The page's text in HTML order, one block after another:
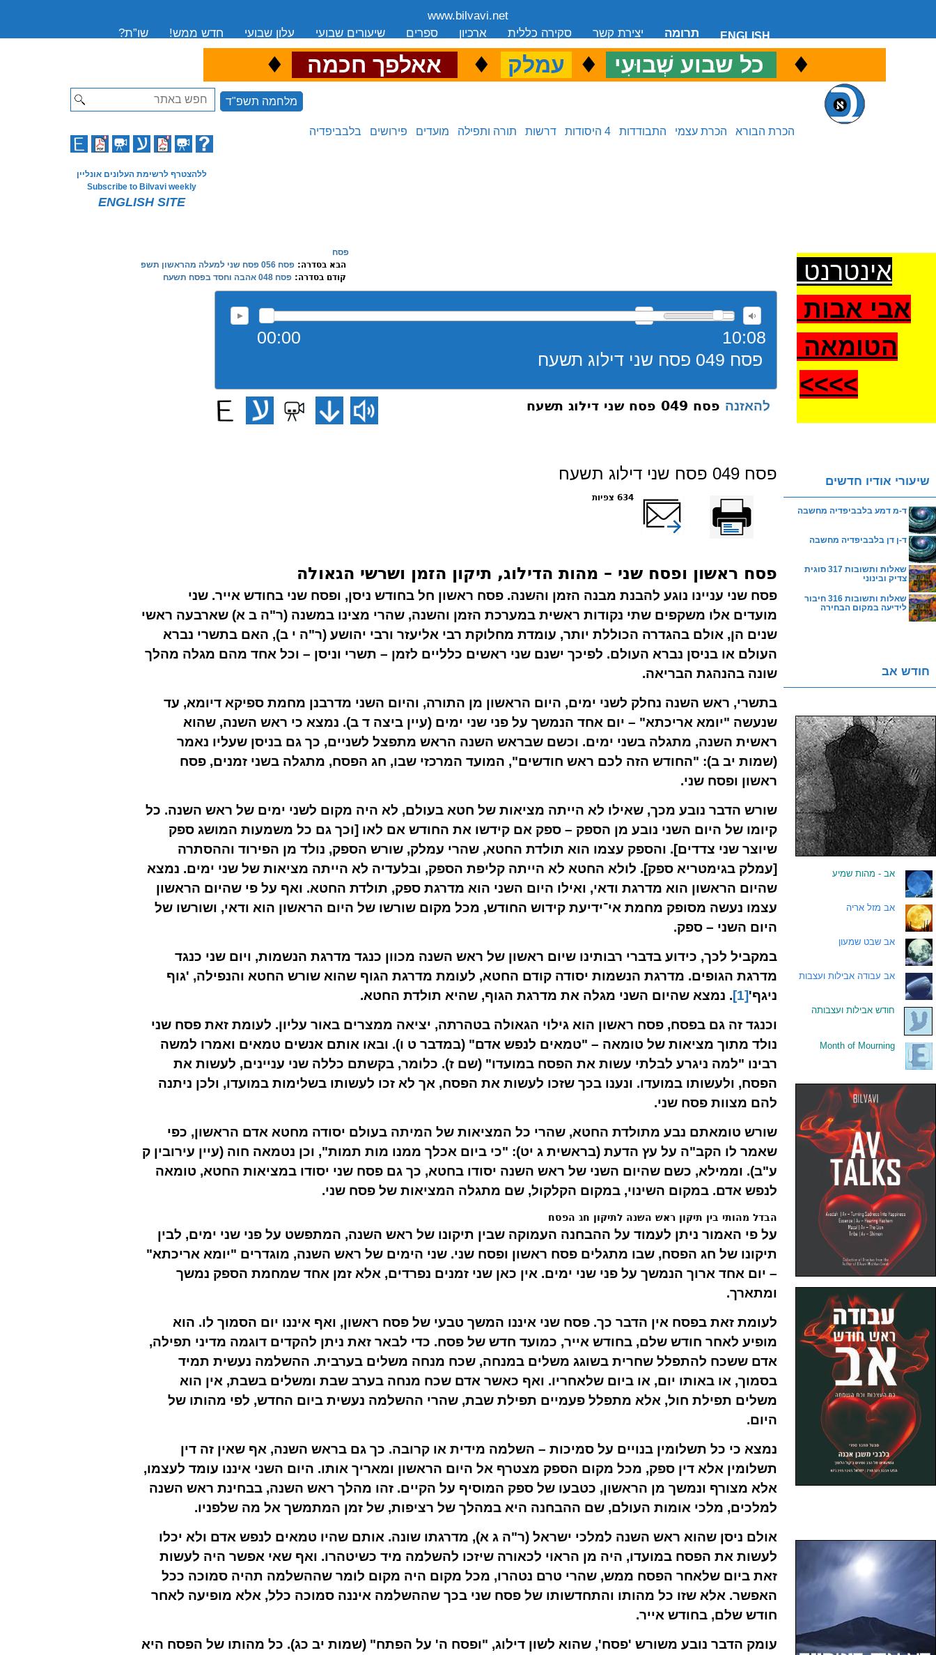
www.bilvavi.net
שו”ת?
חדש ממש! עלון שבועי שיעורים שבועי ספרים ארכיון סקירה כללית יצירת קשר תרומה ENGLISH
♦ כל שבוע שְׁבוּעִי ♦ עמלק ♦ אאלפך חכמה ♦
Search
מלחמה תשפ"ד
הכרת הבורא הכרת עצמי התבודדות 4 היסודות דרשות תורה ותפילה מועדים פירושים בלבביפדיה
ללהצטרף לרשימת העלונים אונליין
Subscribe to Bilvavi weekly
ENGLISH SITE
פסח
הבא בסדרה:פסח 056 פסח שני למעלה מהראשון תשפ
קודם בסדרה:פסח 048 אהבה וחסד בפסח תשעח
00:00
10:08
פסח 049 פסח שני דילוג תשעח
להאזנה פסח 049 פסח שני דילוג תשעח
פסח 049 פסח שני דילוג תשעח
634 צפיות שלח דף במייל
פסח ראשון ופסח שני – מהות הדילוג, תיקון הזמן ושרשי הגאולה
פסח שני עניינו נוגע להבנת מבנה הזמן והשנה. פסח ראשון חל בחודש ניסן, ופסח שני בחודש אייר. שני
מועדים אלו משקפים שתי נקודות ראשית במערכת הזמן והשנה, שהרי מצינו במשנה (ר"ה ב א) שארבעה ראשי
שנים הן, אולם בהגדרה הכוללת יותר, עומדת מחלוקת רבי אליעזר ורבי יהושע (ר"ה י ב), האם בתשרי נברא
העולם או בניסן נברא העולם. לפיכך ישנם שני ראשים כלליים לזמן – תשרי וניסן – וכל אחד מהם מגלה מהלך
שונה בהנהגת הבריאה.
בתשרי, ראש השנה נחלק לשני ימים, היום הראשון מן התורה, והיום השני מדרבנן מחמת ספיקא דיומא, עד
שנעשה "יומא אריכתא" – יום אחד הנמשך על פני שני ימים (עיין ביצה ד ב). נמצא כי ראש השנה, שהוא
ראשית השנה, מתגלה בשני ימים. וכשם שבראש השנה הראש מתפצל לשניים, כך גם בניסן שעליו נאמר
(שמות יב ב): "החודש הזה לכם ראש חודשים", המועד המרכזי שבו, חג הפסח, מתגלה בשני זמנים, פסח
ראשון ופסח שני.
שורש הדבר נובע מכך, שאילו לא הייתה מציאות של חטא בעולם, לא היה מקום לשני ימים של ראש השנה. כל
קיומו של היום השני נובע מן הספק – ספק אם קידשו את החודש אם לאו [וכך גם כל משמעות המושג ספק
שיוצר שני צדדים]. והספק עצמו הוא תולדת החטא, שהרי עמלק, שורש הספק, נולד מן הפירוד וההסתרה
[עמלק בגימטריא ספק]. לולא החטא לא הייתה קליפת הספק, ובלעדיה לא הייתה מציאות של שני ימים. נמצא
שהיום הראשון הוא מדרגת ודאי, ואילו היום השני הוא מדרגת ספק, תולדת החטא. ואף על פי שהיום הראשון
עצמו נעשה מסופק מחמת אי־ידיעת קידוש החודש, מכל מקום שורשו של היום הראשון הוא ודאי, ושורשו של
היום השני – ספק.
במקביל לכך, כידוע בדברי רבותינו שיום ראשון של ראש השנה מכוון כנגד מדרגת הנשמות, ויום שני כנגד
מדרגת הגופים. מדרגת הנשמות יסודה קודם החטא, לעומת מדרגת הגוף שהוא שורש החטא והנפילה, 'גוף
ניגף'[1]
. נמצא שהיום השני מגלה את מדרגת הגוף, שהיא תולדת החטא.
וכנגד זה גם בפסח, פסח ראשון הוא גילוי הגאולה בטהרתה, יציאה ממצרים באור עליון. לעומת זאת פסח שני
נולד מתוך מציאות של טומאה – "טמאים לנפש אדם" (במדבר ט ו). ובאו אותם אנשים טמאים ואמרו למשה
רבינו "למה ניגרע לבלתי עשות את הפסח במועדו" (שם ז). כלומר, בקשתם כללה שני עניינים, לעשות את
הפסח, ולעשותו במועדו. ונענו בכך שזכו לעשות את הפסח, אך לא זכו לעשותו בשלימות במועדו, ולכן ניתנה
להם מצוות פסח שני.
שורש טומאתם נבע מתולדת החטא, שהרי כל המציאות של המיתה בעולם יסודה מחטא אדם הראשון, כפי
שאמר לו הקב"ה על עץ הדעת (בראשית ג יט): "כי ביום אכלך ממנו מות תמות", וכן נטמאה חוה (עיין עירובין ק
ע"ב). וממילא, כשם שהיום השני של ראש השנה יסודו בחטא, כך גם פסח שני יסודו במציאות החטא, טומאה
לנפש אדם. במקום השינוי, במקום הקלקול, שם מתגלה המציאות של פסח שני.
הבדל מהותי בין תיקון ראש השנה לתיקון חג הפסח
על פי האמור ניתן לעמוד על ההבחנה העמוקה שבין תיקונו של ראש השנה, המתפשט על פני שני ימים, לבין
תיקונו של חג הפסח, שבו מתגלים פסח ראשון ופסח שני. שני הימים של ראש השנה, מוגדרים "יומא אריכתא"
– יום אחד ארוך הנמשך על פני שני ימים. אין כאן שני זמנים נפרדים, אלא זמן אחד שמחמת הספק נמשך
ומתארך.
לעומת זאת בפסח אין הדבר כך. פסח שני איננו המשך טבעי של פסח ראשון, ואף איננו יום הסמוך לו. הוא
מופיע לאחר חודש שלם, בחודש אייר, כמועד חדש של פסח. כדי לבאר זאת ניתן להקדים דוגמה מדיני תפילה,
אדם ששכח להתפלל שחרית בשוגג משלים במנחה, שכח מנחה משלים בערבית. ההשלמה נעשית תמיד
בסמוך, או באותו יום, או ביום שלאחריו. ואף כאשר אדם שכח מנחה בערב שבת ומשלים בשבת, אין הוא
משלים תפילת חול, אלא מתפלל פעמיים תפילת שבת, שהרי ההשלמה נעשית ביום החדש, לפי מהותו של
היום.
נמצא כי כל תשלומין בנויים על סמיכות – השלמה מידית או קרובה. כך גם בראש השנה, אף שאין זה דין
תשלומין אלא דין ספק, מכל מקום הספק מצטרף אל היום הראשון ומאריך אותו. היום השני איננו עומד לעצמו,
אלא מצורף ונמשך מן הראשון, כטבעו של ספק המוסיף על הקיים. זהו מהלך ראש השנה, בבחינת ראש השנה
למלכים, מלכי אומות העולם, שם ההבחנה היא במהלך של רציפות, של זמן המתמשך אל מה שלפניו.
אולם ניסן שהוא ראש השנה למלכי ישראל (ר"ה ג א), מדרגתו שונה. אותם שהיו טמאים לנפש אדם ולא יכלו
לעשות את הפסח במועדו, היה מן הראוי לכאורה שיזכו להשלמה מיד כשיטהרו. ואף שאי אפשר היה לעשות
זאת ביום שלאחר הפסח ממש, שהרי טרם נטהרו, מכל מקום היה מקום לומר שההשלמה תהיה סמוכה ככל
האפשר. אלא שזו כל מהותו והתחדשותו של פסח שני בכך שההשלמה איננה סמוכה כלל, אלא מופיעה לאחר
חודש שלם, בחודש אייר.
עומק הדבר נובע משורש 'פסח', שהוא לשון דילוג, "ופסח ה' על הפתח" (שמות יב כג). כל מהותו של הפסח היא
אינטרנט
אבי אבות
הטומאה
>>>
>
שיעורי אודיו חדשים
ד-מ דמע בלבביפדיה מחשבה
ד-ן דן בלבביפדיה מחשבה
שאלות ותשובות 317 סוגית
צדיק ובינוני
שאלות ותשובות 316 חיבור
לידיעה במקום הבחירה
חודש אב
אב - מהות שמיע
אב מזל אריה
אב שבט שמעון
אב עבודה אבילות ועצבות
חודש אבילות ועצבותה
Month of Mourning